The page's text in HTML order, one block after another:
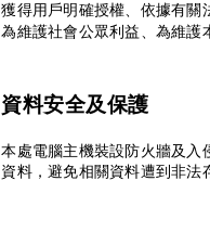
獲得用戶明確授權、依據有關
為維護社會公眾利益、為維護
資料安全及保護
本處電腦主機裝設防火牆及入
資料，避免相關資料遭到非法